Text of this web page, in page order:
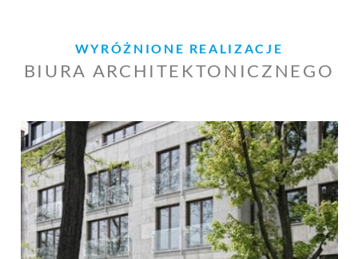
WYRÓŻNIONE REALIZACJE
BIURA ARCHITEKTONICZNEGO